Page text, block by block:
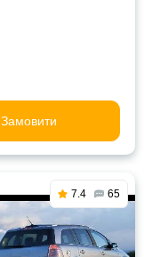
Замовити
7.4 65